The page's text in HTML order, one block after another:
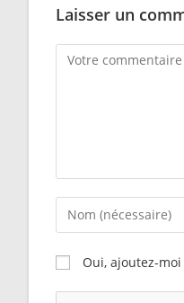
Laisser un
Oui, ajoutez-